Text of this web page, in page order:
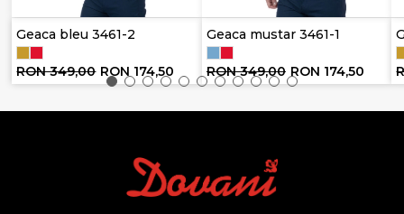
Geaca bleu 3461-2
RON 349,00 RON 174,50
Geaca mustar 3461-1
RON 349,00 RON 174,50